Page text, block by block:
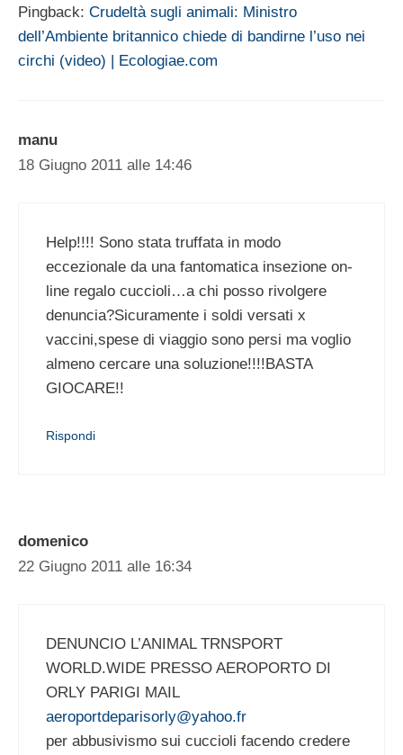
Pingback: Crudeltà sugli animali: Ministro
dell’Ambiente britannico chiede di bandirne l’uso nei
circhi (video) | Ecologiae.com
manu
18 Giugno 2011 alle 14:46
Help!!!! Sono stata truffata in modo
eccezionale da una fantomatica insezione on-
line regalo cuccioli…a chi posso rivolgere
denuncia?Sicuramente i soldi versati x
vaccini,spese di viaggio sono persi ma voglio
almeno cercare una soluzione!!!!BASTA
GIOCARE!!
Rispondi
domenico
22 Giugno 2011 alle 16:34
DENUNCIO L’ANIMAL TRNSPORT
WORLD.WIDE PRESSO AEROPORTO DI
ORLY PARIGI MAIL
aeroportdeparisorly@yahoo.fr
per abbusivismo sui cuccioli facendo credere